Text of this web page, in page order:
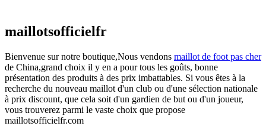
maillotsofficielfr
Bienvenue sur notre boutique,Nous vendons maillot de foot pas cher
de China,grand choix il y en a pour tous les goûts, bonne
présentation des produits à des prix imbattables. Si vous êtes à la
recherche du nouveau maillot d'un club ou d'une sélection nationale
à prix discount, que cela soit d'un gardien de but ou d'un joueur,
vous trouverez parmi le vaste choix que propose
maillotsofficielfr.com